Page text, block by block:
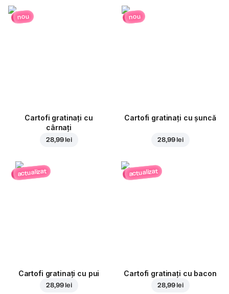
nou
Cartofi gratinați cu
cârnați
28,99 lei
nou
Cartofi gratinați cu șuncă
28,99 lei
actualizat
Cartofi gratinați cu pui
28,99 lei
actualizat
Cartofi gratinați cu bacon
28,99 lei